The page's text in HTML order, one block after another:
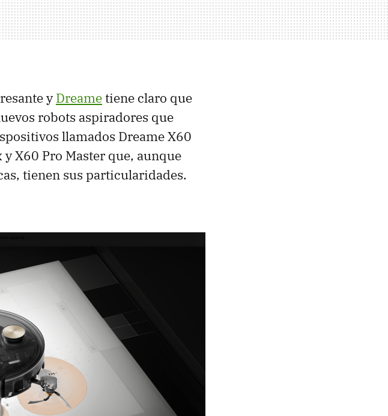
yDreame tiene claro que
robots aspiradores que
llamados Dreame X60
X60 Pro Master que, aunque
tienen sus particularidades.